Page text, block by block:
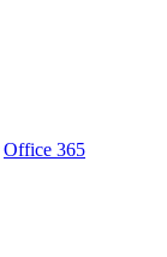
Office 365